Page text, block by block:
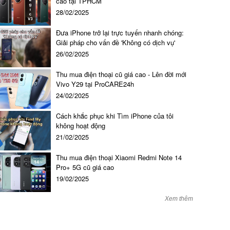
màn hình iPhone 14 Pro Max
Liên hệ đ
28/02/2025
Đưa iPhone trở lại trực tuyến nhanh chóng:
Giải pháp cho vấn đề 'Không có dịch vụ'
26/02/2025
Thu mua điện thoại cũ giá cao - Lên đời mới
Vivo Y29 tại ProCARE24h
24/02/2025
Cách khắc phục khi Tìm iPhone của tôi
không hoạt động
21/02/2025
Thu mua điện thoại Xiaomi Redmi Note 14
Pro+ 5G cũ giá cao
19/02/2025
Xem thêm